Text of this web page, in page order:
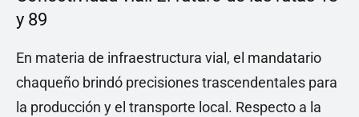
y 89
En materia de infraestructura vial, el mandatario
chaqueño brindó precisiones trascendentales para
la producción y el transporte local. Respecto a la